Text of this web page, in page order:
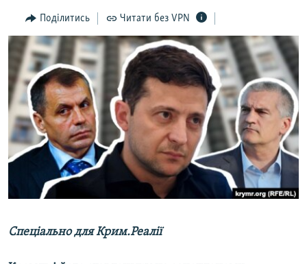
пошуку
ІНТЕРВ'Ю
ВСЕ ЗА ДЕНЬ
СПЕЦПРОЕКТИ
ДЕПОРТАЦІЯ
ВІДЕОУРОКИ «ELIFBE»
СВІДЧЕННЯ ОКУПАЦІЇ
УКРАЇНСЬКА ПРОБЛЕМА КРИМУ
ІНФОГРАФІКА
ЯК ОБІЙТИ БЛОКУВАННЯ
Русский
Qırımtatar
ДОЛУЧАЙСЯ!
Поділитись Читати без VPN
Спеціально для Крим.Реалії